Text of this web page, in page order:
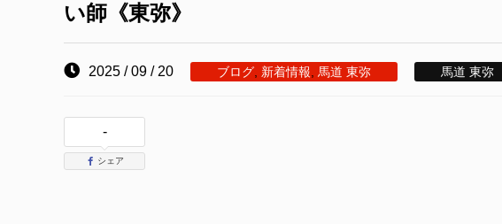
い師《東弥》
2025 / 09 / 20 ブログ 新着情報 馬道 東弥 馬道 東弥
-
シェア